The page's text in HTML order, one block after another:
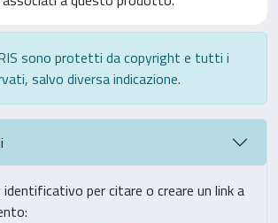
sono protetti da copyright e tutti i
salvo diversa indicazione.
per citare o creare un link a